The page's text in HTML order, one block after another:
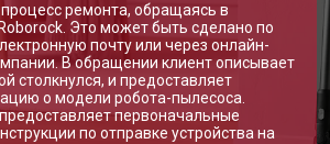
ремонта, обращаясь в
Это может быть сделано по
почту или через онлайн-
В обращении клиент описывает
столкнулся, и предоставляет
о модели робота-пылесоса.
первоначальные
по отправке устройства на